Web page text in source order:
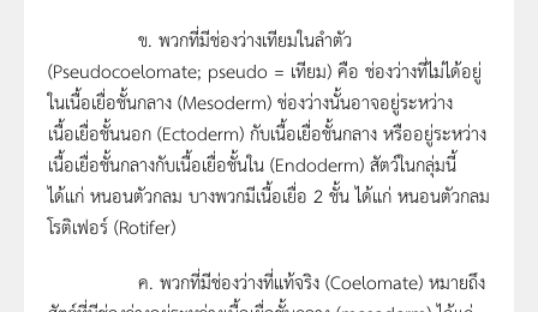
ข. พวกที่มีช่องว่างเทียมในลำตัว
(Pseudocoelomate; pseudo = เทียม) คือ ช่องว่างที่ไม่ได้อยู่
ในเนื้อเยื่อชั้นกลาง (Mesoderm) ช่องว่างนั้นอาจอยู่ระหว่าง
เนื้อเยื่อชั้นนอก (Ectoderm) กับเนื้อเยื่อชั้นกลาง หรืออยู่ระหว่าง
เนื้อเยื่อชั้นกลางกับเนื้อเยื่อชั้นใน (Endoderm) สัตว์ในกลุ่มนี้
ได้แก่ หนอนตัวกลม บางพวกมีเนื้อเยื่อ 2 ชั้น ได้แก่ หนอนตัวกลม
โรติเฟอร์ (Rotifer)
ค. พวกที่มีช่องว่างที่แท้จริง (Coelomate) หมายถึง